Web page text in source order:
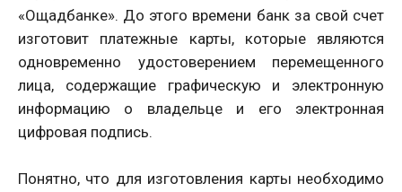
«Ощадбанке». До этого времени банк за свой счет
изготовит платежные карты, которые являются
одновременно удостоверением перемещенного
лица, содержащие графическую и электронную
информацию о владельце и его электронная
цифровая подпись.
Понятно, что для изготовления карты необходимо